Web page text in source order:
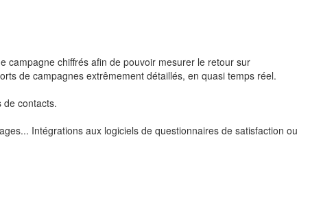
chiffrés afin de pouvoir mesurer le retour sur
de campagnes extrêmement détaillés, en quasi temps réel.
de contacts.
Intégrations aux logiciels de questionnaires de satisfaction ou